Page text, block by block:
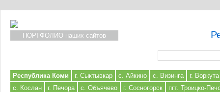
ПОРТФОЛИО наших сайтов
Республика Коми г. Сыктывкар с. Айкино с. Визинга
г. Воркута
с. Кослан
г. Печора с. Объячево г. Сосногорск пгт. Троицко-